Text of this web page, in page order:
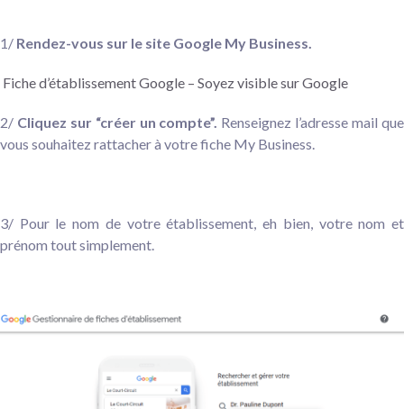
1/ Rendez-vous sur le site Google My Business.
Fiche d’établissement Google – Soyez visible sur Google
2/ Cliquez sur “créer un compte”. Renseignez l’adresse mail que
vous souhaitez rattacher à votre fiche My Business.
3/ Pour le nom de votre établissement, eh bien, votre nom et
prénom tout simplement.